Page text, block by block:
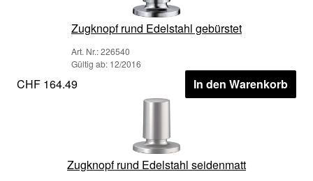
Zugknopf rund Edelstahl gebürstet
Art. Nr.: 226540
Gültig ab: 12/2016
CHF 164.49 In den Warenkorb
Zugknopf rund Edelstahl seidenmatt